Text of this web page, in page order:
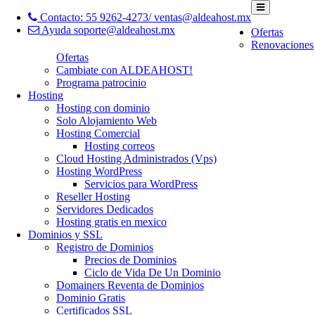
Contacto: 55 9262-4273/ ventas@aldeahost.mx
Ayuda soporte@aldeahost.mx
Ofertas
Renovaciones
Ofertas
Cambiate con ALDEAHOST!
Programa patrocinio
Hosting
Hosting con dominio
Solo Alojamiento Web
Hosting Comercial
Hosting correos
Cloud Hosting Administrados (Vps)
Hosting WordPress
Servicios para WordPress
Reseller Hosting
Servidores Dedicados
Hosting gratis en mexico
Dominios y SSL
Registro de Dominios
Precios de Dominios
Ciclo de Vida De Un Dominio
Domainers Reventa de Dominios
Dominio Gratis
Certificados SSL